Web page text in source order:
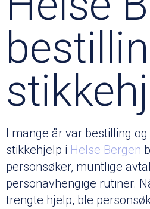
I mange år var bestilling
stikkehjelp i Helse Bergen
personsøker, muntlige
personavhengige rutiner.
trengte hjelp, ble